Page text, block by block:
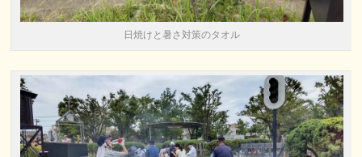
日焼けと暑さ対策のタオル